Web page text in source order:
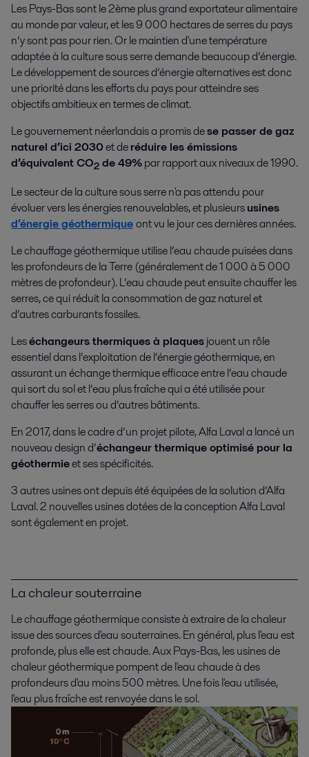
Les Pays-Bas sont le 2ème plus grand exportateur alimentaire
au monde par valeur, et les 9 000 hectares de serres du pays
n’y sont pas pour rien. Or le maintien d'une température
adaptée à la culture sous serre demande beaucoup d’énergie.
Le développement de sources d’énergie alternatives est donc
une priorité dans les efforts du pays pour atteindre ses
objectifs ambitieux en termes de climat.
Le gouvernement néerlandais a promis dese passer de gaz
naturel d’ici 2030et deréduire les émissions
d’équivalent CO2 de 49%par rapport aux niveaux de 1990.
Le secteur de la culture sous serre n'a pas attendu pour
évoluer vers les énergies renouvelables, et plusieursusines
d’énergie géothermiqueont vu le jour ces dernières années.
Le chauffage géothermique utilise l’eau chaude puisées dans
les profondeurs de la Terre (généralement de 1 000 à 5 000
mètres de profondeur). L’eau chaude peut ensuite chauffer les
serres, ce qui réduit la consommation de gaz naturel et
d’autres carburants fossiles.
Leséchangeurs thermiques à plaquesjouent un rôle
essentiel dans l’exploitation de l’énergie géothermique, en
assurant un échange thermique efficace entre l’eau chaude
qui sort du sol et l’eau plus fraîche qui a été utilisée pour
chauffer les serres ou d’autres bâtiments.
En 2017, dans le cadre d’un projet pilote, Alfa Laval a lancé un
nouveau design d’échangeur thermique optimisé pour la
géothermieet ses spécificités.
3 autres usines ont depuis été équipées de la solution d’Alfa
Laval. 2 nouvelles usines dotées de la conception Alfa Laval
sont également en projet.
La chaleur souterraine
Le chauffage géothermique consiste à extraire de la chaleur
issue des sources d'eau souterraines. En général, plus l'eau est
profonde, plus elle est chaude. Aux Pays-Bas, les usines de
chaleur géothermique pompent de l'eau chaude à des
profondeurs d'au moins 500 mètres. Une fois l'eau utilisée,
l'eau plus fraîche est renvoyée dans le sol.